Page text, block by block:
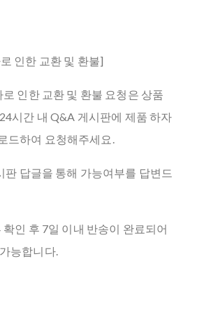
인한 교환 및 환불]
로 인한 교환 및 환불 요청은 상품
시간 내 Q&A 게시판에 제품 하자
드하여 요청해주세요.
판 답글을 통해 가능여부를 답변드
확인 후 7일 이내 반송이 완료되어
능합니다.